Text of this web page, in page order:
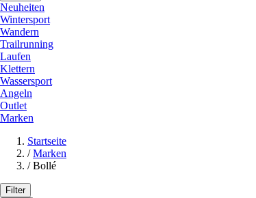
Neuheiten
Wintersport
Wandern
Trailrunning
Laufen
Klettern
Wassersport
Angeln
Outlet
Marken
Startseite
/ Marken
/ Bollé
Filter